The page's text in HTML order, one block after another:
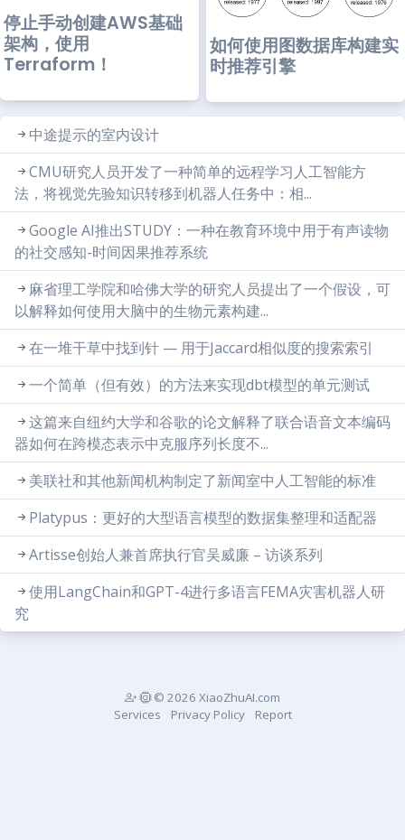
停止手动创建AWS基础
架构，使用
Terraform！
如何使用图数据库构建实
时推荐引擎
中途提示的室内设计
CMU研究人员开发了一种简单的远程学习人工智能方
法，将视觉先验知识转移到机器人任务中：相...
Google AI推出STUDY：一种在教育环境中用于有声读物
的社交感知-时间因果推荐系统
麻省理工学院和哈佛大学的研究人员提出了一个假设，可
以解释如何使用大脑中的生物元素构建...
在一堆干草中找到针 — 用于Jaccard相似度的搜索索引
一个简单（但有效）的方法来实现dbt模型的单元测试
这篇来自纽约大学和谷歌的论文解释了联合语音文本编码
器如何在跨模态表示中克服序列长度不...
美联社和其他新闻机构制定了新闻室中人工智能的标准
Platypus：更好的大型语言模型的数据集整理和适配器
Artisse创始人兼首席执行官吴威廉 – 访谈系列
使用LangChain和GPT-4进行多语言FEMA灾害机器人研
究
© 2026 XiaoZhuAI.com
Services
Privacy Policy Report